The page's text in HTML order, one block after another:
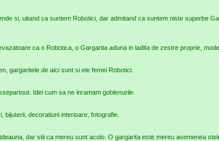
si, uitand ca suntem Robotici, dar admitand ca suntem niste superbe
ca o Robotica, o Gargarita aduna in ladita de zestre proprie,
gargaritele de aici sunt si ele femei Robotici.
Idei cum sa ne inramam goblenurile.
decoratiuni interioare, fotografie.
dar stii ca mereu sunt acolo. O gargarita este mereu asemenea